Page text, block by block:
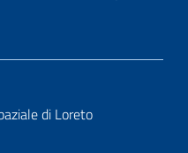
di Loreto